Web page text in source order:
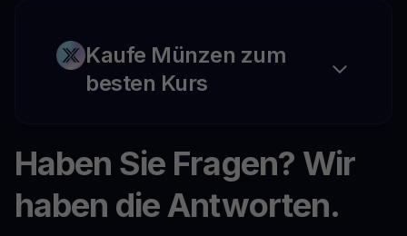
Kaufe Münzen zum
besten Kurs
Haben Sie Fragen? Wir
haben die Antworten.